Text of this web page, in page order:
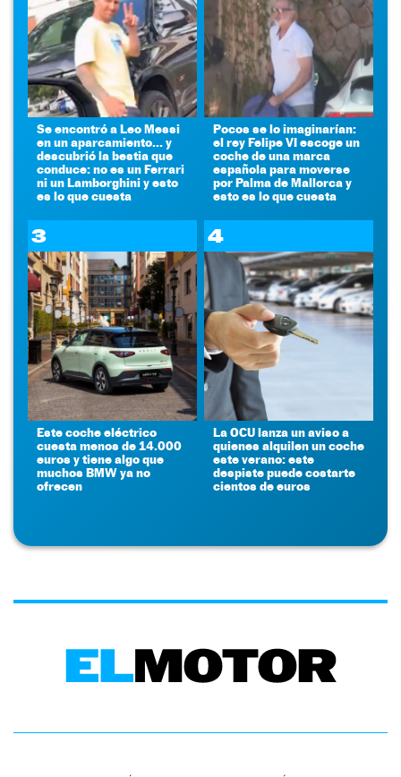
Se encontró a Leo Messi
en un aparcamiento... y
descubrió la bestia que
conduce: no es un Ferrari
ni un Lamborghini y esto
es lo que cuesta
Pocos se lo imaginarían:
el rey Felipe VI escoge un
coche de una marca
española para moverse
por Palma de Mallorca y
esto es lo que cuesta
3
Este coche eléctrico
cuesta menos de 14.000
euros y tiene algo que
muchos BMW ya no
ofrecen
4
La OCU lanza un aviso a
quienes alquilen un coche
este verano: este
despiste puede costarte
cientos de euros